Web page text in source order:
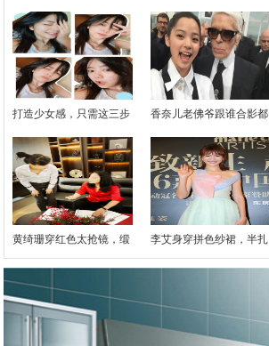
打造少女感，只需这三步 香奈儿老佛爷跟谁合影都
黄绮珊穿红色太抢镜，缎 李艾身穿拼色纱裙，半扎